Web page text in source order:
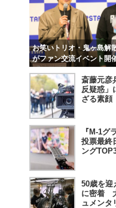
お笑いトリオ・鬼ヶ島解
がファン交流イベント開
斎藤元彦
反疑惑」
ざる素顔
『M-1グ
投票最終
ング
50歳を迎
に密着
ュメンタ